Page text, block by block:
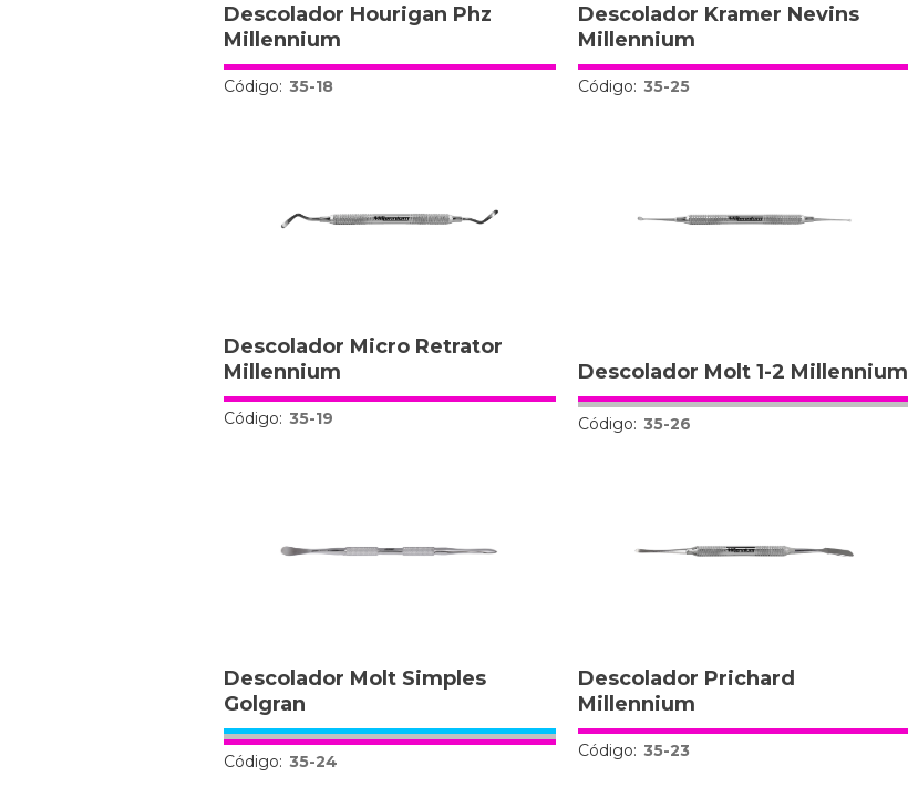
Descolador Hourigan Phz
Millennium
Código: 35-18
Descolador Kramer Nevins
Millennium
Código: 35-25
Descolador Micro Retrator
Millennium
Código: 35-19
Descolador Molt 1-2 Millennium
Código: 35-26
Descolador Molt Simples
Golgran
Código: 35-24
Descolador Prichard
Millennium
Código: 35-23